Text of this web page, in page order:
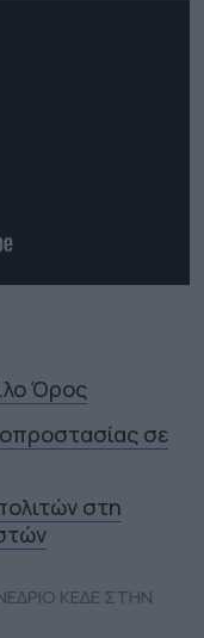
Όρος
σε
στη
ΚΕΔΕ ΣΤΗΝ